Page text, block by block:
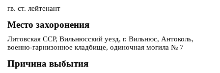
гв. ст. лейтенант
Место захоронения
Литовская ССР, Вильнюсский уезд, г. Вильнюс, Антоколь,
военно-гарнизонное кладбище, одиночная могила № 7
Причина выбытия